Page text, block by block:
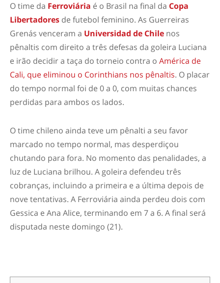
O time da Ferroviária é o Brasil na final da Copa
Libertadores de futebol feminino. As Guerreiras
Grenás venceram a Universidad de Chile nos
pênaltis com direito a três defesas da goleira Luciana
e irão decidir a taça do torneio contra o América de
Cali, que eliminou o Corinthians nos pênaltis. O placar
do tempo normal foi de 0 a 0, com muitas chances
perdidas para ambos os lados.
O time chileno ainda teve um pênalti a seu favor
marcado no tempo normal, mas desperdiçou
chutando para fora. No momento das penalidades, a
luz de Luciana brilhou. A goleira defendeu três
cobranças, incluindo a primeira e a última depois de
nove tentativas. A Ferroviária ainda perdeu dois com
Gessica e Ana Alice, terminando em 7 a 6. A final será
disputada neste domingo (21).